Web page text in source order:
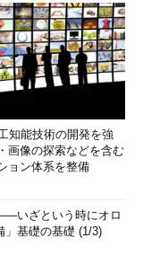
知能技術の開発を強
画像の探索などを含む
ョン体系を整備
いざという時にオロ
」基礎の基礎 (1/3)